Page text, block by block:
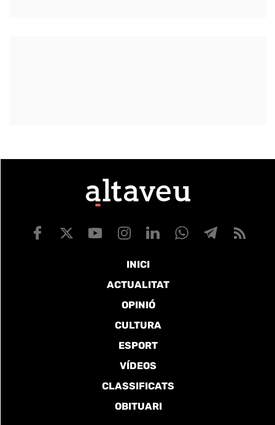
INICI
ACTUALITAT
OPINIÓ
CULTURA
ESPORT
VÍDEOS
CLASSIFICATS
OBITUARI